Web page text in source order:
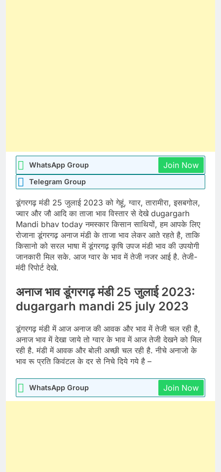
WhatsApp Group Join Now
Telegram Group
डूंगरगढ़ मंडी 25 जुलाई 2023 को गेहूं, ग्वार, तारामीरा, इसबगोल,
ज्वार और जौ आदि का ताजा भाव विस्तार से देखे dugargarh
Mandi bhav today नमस्कार किसान साथियों, हम आपके लिए
रोजाना डूंगरगढ़ अनाज मंडी के ताजा भाव लेकर आते रहते है, ताकि
किसानो को सरल भाषा में डूंगरगढ़ कृषि उपज मंडी भाव की उपयोगी
जानकारी मिल सके. आज ग्वार के भाव में तेजी नजर आई है. तेजी-
मंदी रिपोर्ट देखे.
अनाज भाव डूंगरगढ़ मंडी 25 जुलाई 2023:
dugargarh mandi 25 july 2023
डूंगरगढ़ मंडी में आज अनाज की आवक और भाव में तेजी चल रही है,
अनाज भाव में देखा जाये तो ग्वार के भाव में आज तेजी देखने को मिल
रही है. मंडी में आवक और बोली अच्छी चल रही है. नीचे अनाजो के
भाव रू प्रति किवंटल के दर से निचे दिये गये है –
WhatsApp Group Join Now